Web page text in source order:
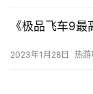
《极品飞车9
2023年1月28日 热游